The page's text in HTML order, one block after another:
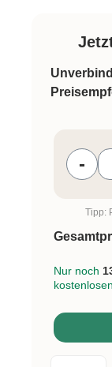
-
Tipp:
Nur noch